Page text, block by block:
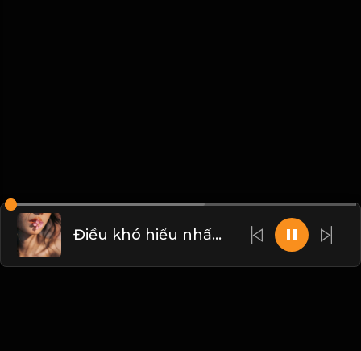
Điều khó hiểu nhất trên đời này, chính là Lường Người! Đạo